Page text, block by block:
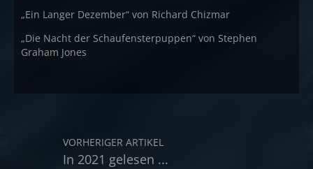
„Ein Langer Dezember“ von Richard Chizmar
„Die Nacht der Schaufensterpuppen“ von Stephen
Graham Jones
VORHERIGER ARTIKEL
In 2021 gelesen ...